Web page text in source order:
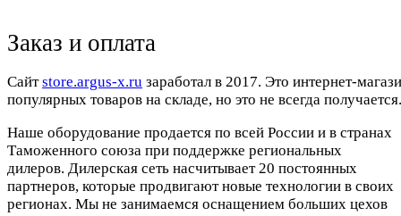
Заказ и оплата
Cайтstore.argus-x.ru заработал в 2017. Это интернет-
популярных товаров на складе, но это не всегда
Наше оборудование продается по всей России и в странах
Таможенного союза при поддержке региональных
дилеров. Дилерская сеть насчитывает 20 постоянных
партнеров, которые продвигают новые технологии в своих
регионах. Мы не занимаемся оснащением больших цехов